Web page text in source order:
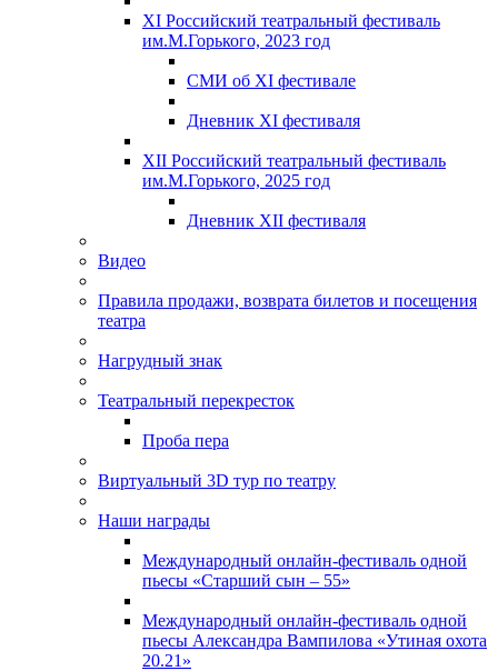
XI Российский театральный фестиваль
им.М.Горького, 2023 год
СМИ об XI фестивале
Дневник XI фестиваля
XII Российский театральный фестиваль
им.М.Горького, 2025 год
Дневник XII фестиваля
Видео
Правила продажи, возврата билетов и посещения
театра
Нагрудный знак
Театральный перекресток
Проба пера
Виртуальный 3D тур по театру
Наши награды
Международный онлайн-фестиваль одной
пьесы «Старший сын – 55»
Международный онлайн-фестиваль одной
пьесы Александра Вампилова «Утиная охота
20.21»